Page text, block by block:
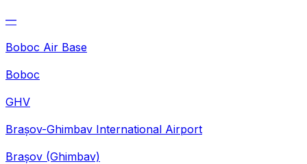
—
Boboc Air Base
Boboc
GHV
Brașov-Ghimbav International Airport
Brașov (Ghimbav)